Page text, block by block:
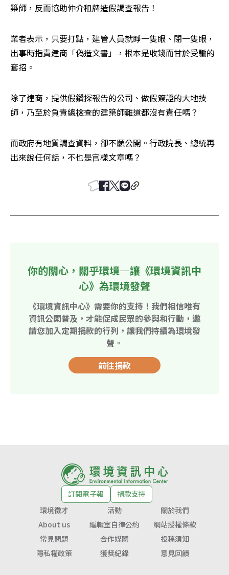
築師，反而協助仲介租牌造假調查報告！
業者表示，只要打點，建管人員就睜一隻眼、閉一隻眼，
出事時指責建商「偽造文書」，根本是收錢而甘於受騙的
套招。
除了建商，提供假鑽探報告的公司、做假簽證的大地技
師，乃至於負責總檢查的建築師難道都沒有責任嗎？
而政府有地質調查資料，卻不願公開。行政院長、總統再
出來說任何話，不也是官樣文章嗎？
你的關心，關乎環境—讓《環境資訊中
心》為環境發聲
《環境資訊中心》需要你的支持！我們相信唯有
資訊公開普及，才能促成民眾的參與和行動，邀
請您加入定期捐款的行列，讓我們持續為環境發
聲。
前往捐款
訂閱電子報
捐款支持
環境徵才
活動
關於我們
About us
編輯室自律公約
網站授權條款
常見問題
合作媒體
投稿須知
隱私權政策
獲獎紀錄 意見回饋